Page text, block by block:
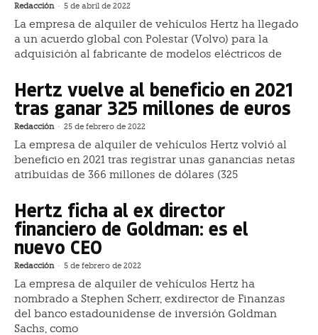
Redacción - 5 de abril de 2022
La empresa de alquiler de vehículos Hertz ha llegado
a un acuerdo global con Polestar (Volvo) para la
adquisición al fabricante de modelos eléctricos de
Hertz vuelve al beneficio en 2021
tras ganar 325 millones de euros
Redacción - 25 de febrero de 2022
La empresa de alquiler de vehículos Hertz volvió al
beneficio en 2021 tras registrar unas ganancias netas
atribuidas de 366 millones de dólares (325
Hertz ficha al ex director
financiero de Goldman: es el
nuevo CEO
Redacción - 5 de febrero de 2022
La empresa de alquiler de vehículos Hertz ha
nombrado a Stephen Scherr, exdirector de Finanzas
del banco estadounidense de inversión Goldman
Sachs, como